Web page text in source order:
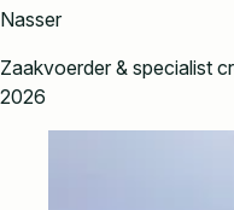
Nasser
Zaakvoerder & specialist
2026